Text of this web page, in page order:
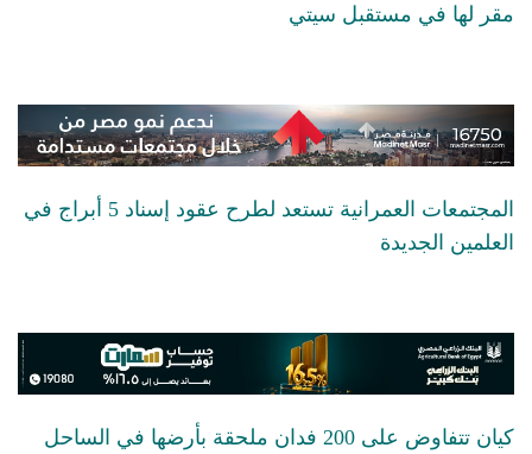
مقر لها في مستقبل سيتي
المجتمعات العمرانية تستعد لطرح عقود إسناد 5 أبراج في
العلمين الجديدة
كيان تتفاوض على 200 فدان ملحقة بأرضها في الساحل